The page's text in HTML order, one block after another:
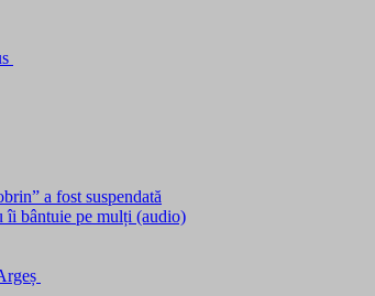
a fost suspendată
îi bântuie pe mulți (audio)